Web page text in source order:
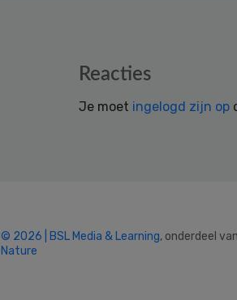
Reacties
Je moet ingelogd zijn op
© 2026 | BSL Media & Learning, onderdeel van
Nature